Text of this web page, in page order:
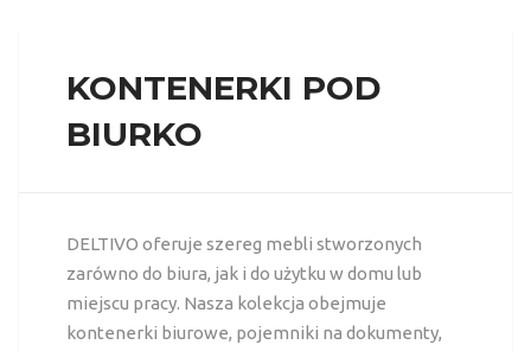
KONTENERKI POD
BIURKO
DELTIVO oferuje szereg mebli stworzonych
zarówno do biura, jak i do użytku w domu lub
miejscu pracy. Nasza kolekcja obejmuje
kontenerki biurowe, pojemniki na dokumenty,